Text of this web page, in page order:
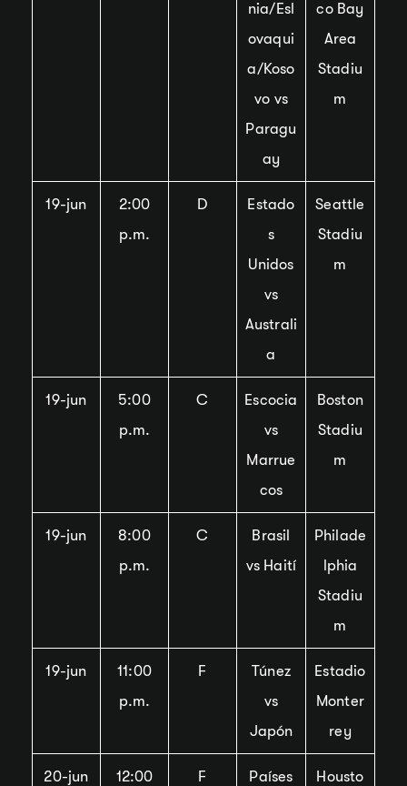
nia/Esl
ovaqui
a/Koso
vo vs
Paragu
ay
co Bay
Area
Stadiu
m
19-jun
2:00
p.m.
D
Estado
s
Unidos
vs
Australi
a
Seattle
Stadiu
m
19-jun
5:00
p.m.
C
Escocia
vs
Marrue
cos
Boston
Stadiu
m
19-jun
8:00
p.m.
C
Brasil
vs Haití
Philade
lphia
Stadiu
m
19-jun
11:00
p.m.
F
Túnez
vs
Japón
Estadio
Monter
rey
20-jun
12:00
F
Países
Housto